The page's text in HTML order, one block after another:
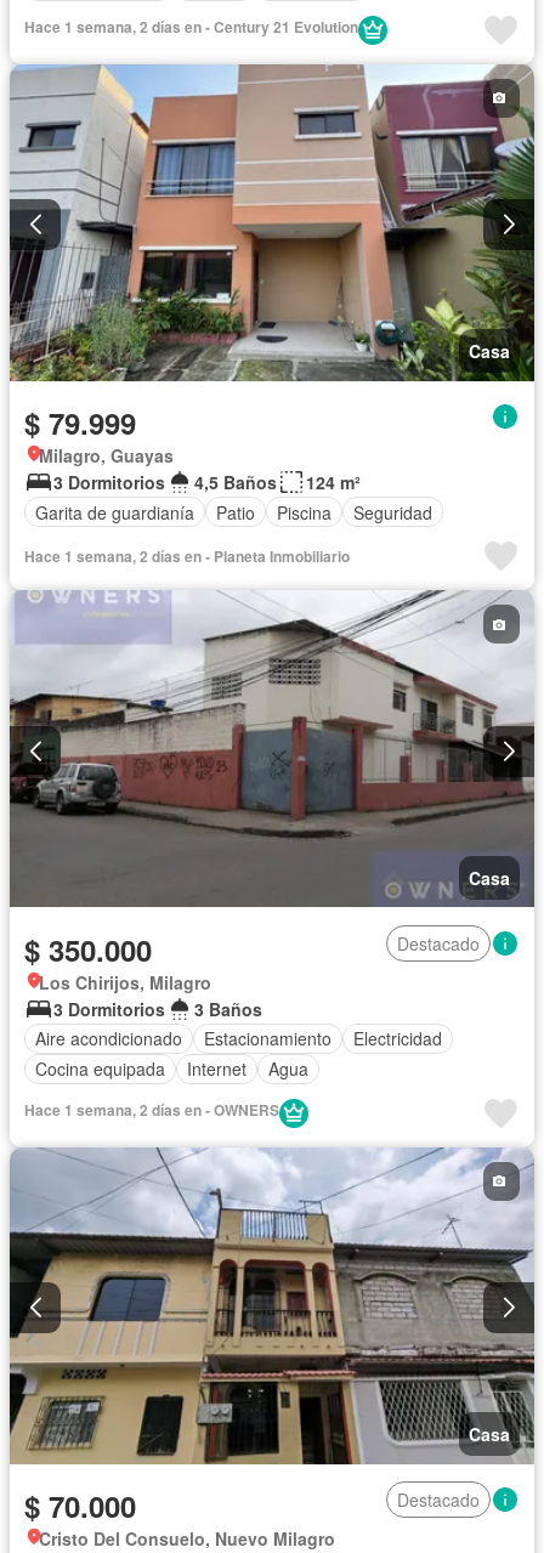
Hace 1 semana, 2 días en - Century 21 Evolution
Casa
$ 79.999
Milagro, Guayas
3 Dormitorios
4,5 Baños
124 m²
Garita de guardianía
Patio Piscina Seguridad
Hace 1 semana, 2 días en - Planeta Inmobiliario
Casa
$ 350.000
Destacado
Los Chirijos, Milagro
3 Dormitorios
3 Baños
Aire acondicionado
Estacionamiento
Electricidad
Cocina equipada
Internet Agua
Hace 1 semana, 2 días en - OWNERS
Casa
$ 70.000
Destacado
Cristo Del Consuelo, Nuevo Milagro